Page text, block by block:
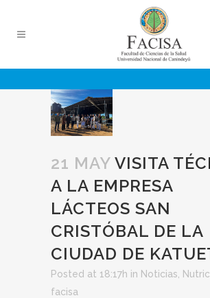
21 MAY VISITA
A LA EMPRESA
LÁCTEOS SAN
CRISTÓBAL DE LA
CIUDAD DE
Posted at 18:17h in Noticias
facisa